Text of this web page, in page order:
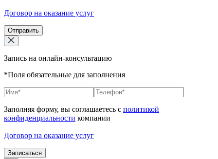
Договор на оказание услуг
Отправить
Запись на онлайн-консультацию
*Поля обязательные для заполнения
Заполняя форму, вы соглашаетесь с политикой
конфиденциальности компании
Договор на оказание услуг
Записаться